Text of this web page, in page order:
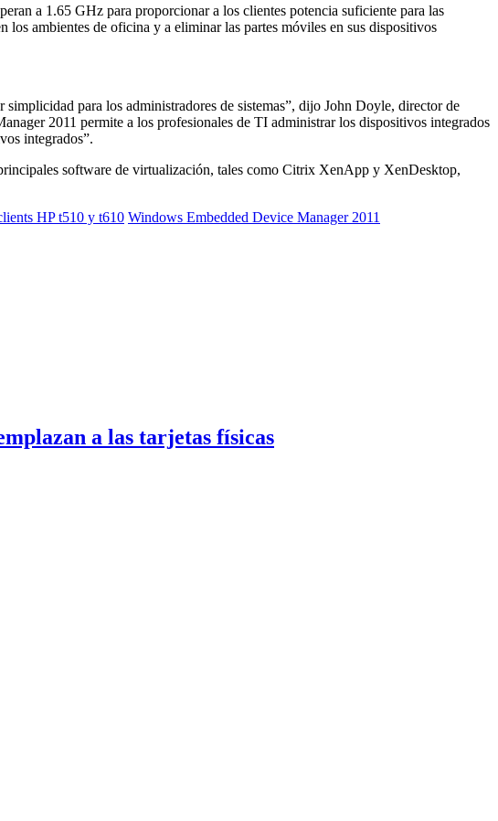
a 1.65 GHz para proporcionar a los clientes potencia suficiente para las
los ambientes de oficina y a eliminar las partes móviles en sus dispositivos
para los administradores de sistemas”, dijo John Doyle, director de
2011 permite a los profesionales de TI administrar los dispositivos integrados
integrados”.
software de virtualización, tales como Citrix XenApp y XenDesktop,
HP t510 y t610 Windows Embedded Device Manager 2011
a las tarjetas físicas